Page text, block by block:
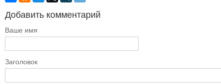
Добавить комментарий
Ваше имя
Заголовок